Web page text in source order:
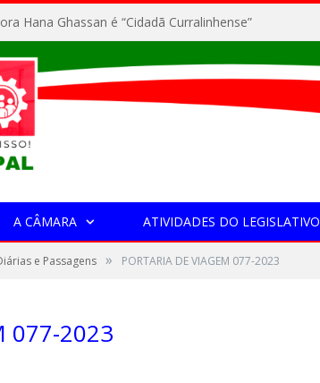
Hana Ghassan é “Cidadã Curralinhense”
A CÂMARA ATIVIDADES DO LEGISLATIVO
e Passagens » PORTARIA DE VIAGEM 077-2023
077-2023